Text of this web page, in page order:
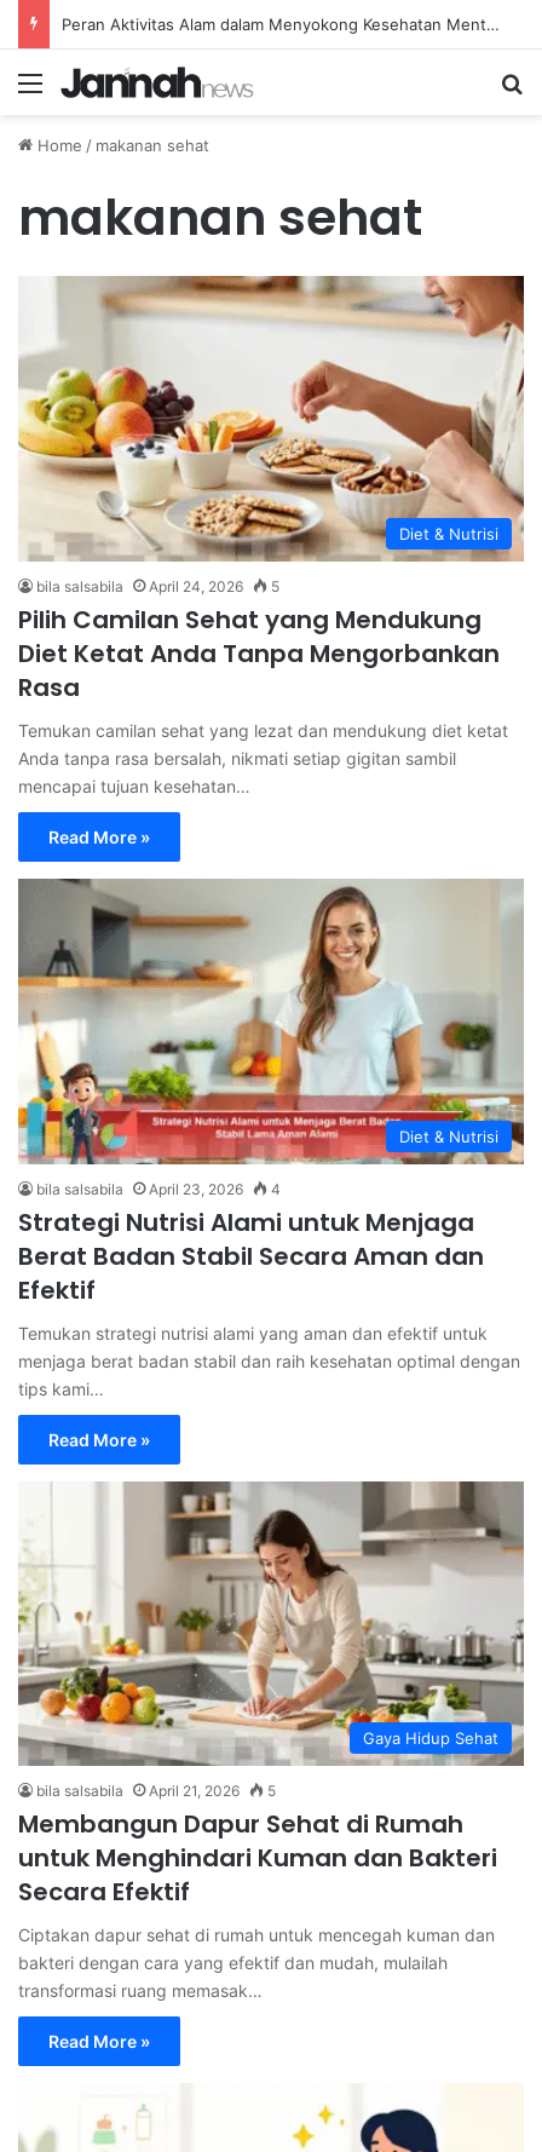
Peran Aktivitas Alam dalam Menyokong Kesehatan Mental dan Menenangkan Pikiran di Masa Sulit
Menu
Home / makanan sehat
makanan sehat
Diet & Nutrisi
bila salsabila April 24, 2026 5
Pilih Camilan Sehat yang Mendukung
Diet Ketat Anda Tanpa Mengorbankan
Rasa
Temukan camilan sehat yang lezat dan mendukung diet ketat
Anda tanpa rasa bersalah, nikmati setiap gigitan sambil
mencapai tujuan kesehatan…
Read More »
Diet & Nutrisi
bila salsabila April 23, 2026 4
Strategi Nutrisi Alami untuk Menjaga
Berat Badan Stabil Secara Aman dan
Efektif
Temukan strategi nutrisi alami yang aman dan efektif untuk
menjaga berat badan stabil dan raih kesehatan optimal dengan
tips kami…
Read More »
Gaya Hidup Sehat
bila salsabila April 21, 2026 5
Membangun Dapur Sehat di Rumah
untuk Menghindari Kuman dan Bakteri
Secara Efektif
Ciptakan dapur sehat di rumah untuk mencegah kuman dan
bakteri dengan cara yang efektif dan mudah, mulailah
transformasi ruang memasak…
Read More »